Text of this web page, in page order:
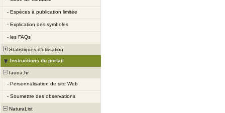
- Espèces à publication limitée
- Explication des symboles
- les FAQs
Statistiques d'utilisation
Instructions du portail
fauna.hr
- Personnalisation de site Web
- Soumettre des observations
NaturaList